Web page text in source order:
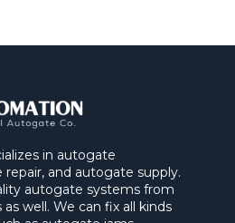
in autogate
and autogate supply.
autogate systems from
as well. We can fix all kinds